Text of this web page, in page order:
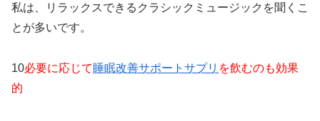
私は、リラックスできるクラシックミュージックを聞くこ
とが多いです。
10必要に応じて 睡眠改善サポートサプリ を飲むのも効果
的